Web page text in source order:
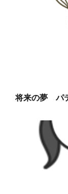
将来の夢 パ